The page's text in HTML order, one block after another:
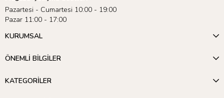
Pazartesi - Cumartesi 10:00 - 19:00
Pazar 11:00 - 17:00
KURUMSAL
ÖNEMLİ BİLGİLER
KATEGORİLER